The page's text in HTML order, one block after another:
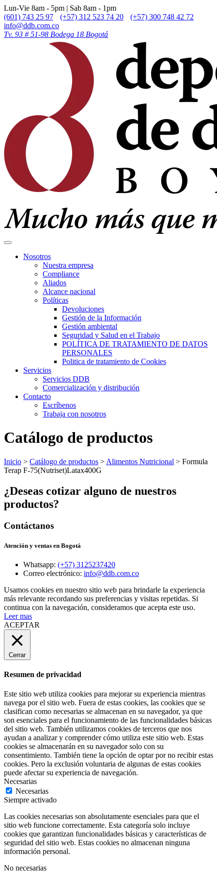
Lun-Vie 8am - 5pm | Sab 8am - 1pm
(601) 743 25 97
(+57) 312 523 74 20
(+57) 300 748 42 72
info@ddb.com.co
Tv. 93 # 51-98 Bodega 18 Bogotá
Nosotros
Nuestra empresa
Compliance
Aliados
Alcance nacional
Políticas
Devoluciones
Gestión de la Información
Gestión ambiental
Seguridad y Salud en el Trabajo
POLÍTICA DE TRATAMIENTO DE DATOS
PERSONALES
Politica de tratamiento de Cookies
Servicios
Servicios DDB
Comercialización y distribución
Contacto
Escríbenos
Trabaja con nosotros
Catálogo de productos
Inicio > Catálogo de productos > Alimentos Nutricional > Formula
Terap F-75(Nutriset)Latax400G
¿Deseas cotizar alguno de nuestros
productos?
Contáctanos
Atención y ventas en Bogotá
Whatsapp: (+57) 3125237420
Correo electrónico: info@ddb.com.co
Usamos cookies en nuestro sitio web para brindarle la experiencia
más relevante recordando sus preferencias y visitas repetidas. Si
continua con la navegación, consideramos que acepta este uso.
Leer mas
ACEPTAR
Cerrar
Resumen de privacidad
Este sitio web utiliza cookies para mejorar su experiencia mientras
navega por el sitio web. Fuera de estas cookies, las cookies que se
clasifican como necesarias se almacenan en su navegador, ya que
son esenciales para el funcionamiento de las funcionalidades básicas
del sitio web. También utilizamos cookies de terceros que nos
ayudan a analizar y comprender cómo utiliza este sitio web. Estas
cookies se almacenarán en su navegador solo con su
consentimiento. También tiene la opción de optar por no recibir estas
cookies. Pero la exclusión voluntaria de algunas de estas cookies
puede afectar su experiencia de navegación.
Necesarias
Necesarias
Siempre activado
Las cookies necesarias son absolutamente esenciales para que el
sitio web funcione correctamente. Esta categoría solo incluye
cookies que garantizan funcionalidades básicas y características de
seguridad del sitio web. Estas cookies no almacenan ninguna
información personal.
No necesarias